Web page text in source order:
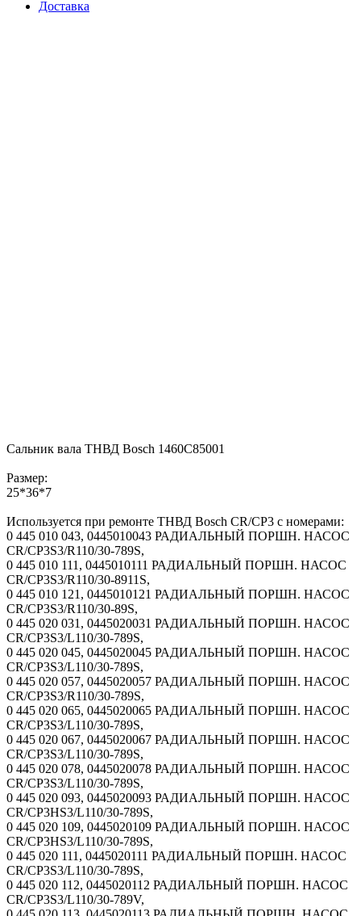
Доставка
Сальник вала ТНВД Bosch 1460C85001
Размер:
25*36*7
Используется при ремонте ТНВД Bosch CR/CP3 с номерами:
0 445 010 043, 0445010043 РАДИАЛЬНЫЙ ПОРШН. НАСОС
CR/CP3S3/R110/30-789S,
0 445 010 111, 0445010111 РАДИАЛЬНЫЙ ПОРШН. НАСОС
CR/CP3S3/R110/30-8911S,
0 445 010 121, 0445010121 РАДИАЛЬНЫЙ ПОРШН. НАСОС
CR/CP3S3/R110/30-89S,
0 445 020 031, 0445020031 РАДИАЛЬНЫЙ ПОРШН. НАСОС
CR/CP3S3/L110/30-789S,
0 445 020 045, 0445020045 РАДИАЛЬНЫЙ ПОРШН. НАСОС
CR/CP3S3/L110/30-789S,
0 445 020 057, 0445020057 РАДИАЛЬНЫЙ ПОРШН. НАСОС
CR/CP3S3/R110/30-789S,
0 445 020 065, 0445020065 РАДИАЛЬНЫЙ ПОРШН. НАСОС
CR/CP3S3/L110/30-789S,
0 445 020 067, 0445020067 РАДИАЛЬНЫЙ ПОРШН. НАСОС
CR/CP3S3/L110/30-789S,
0 445 020 078, 0445020078 РАДИАЛЬНЫЙ ПОРШН. НАСОС
CR/CP3S3/L110/30-789S,
0 445 020 093, 0445020093 РАДИАЛЬНЫЙ ПОРШН. НАСОС
CR/CP3HS3/L110/30-789S,
0 445 020 109, 0445020109 РАДИАЛЬНЫЙ ПОРШН. НАСОС
CR/CP3HS3/L110/30-789S,
0 445 020 111, 0445020111 РАДИАЛЬНЫЙ ПОРШН. НАСОС
CR/CP3S3/L110/30-789S,
0 445 020 112, 0445020112 РАДИАЛЬНЫЙ ПОРШН. НАСОС
CR/CP3S3/L110/30-789V,